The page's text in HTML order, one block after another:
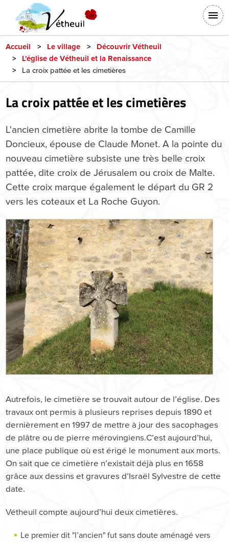
principal
tête
Accueil Le village
Découvrir Vétheuil
L'église de Vétheuil et la Renaissance
La croix pattée et les cimetières
La croix pattée et les cimetières
L'ancien cimetière abrite la tombe de Camille
Doncieux, épouse de Claude Monet. A la pointe du
nouveau cimetière subsiste une très belle croix
pattée, dite croix de Jérusalem ou croix de Malte.
Cette croix marque également le départ du GR 2
vers les coteaux et La Roche Guyon.
Autrefois, le cimetière se trouvait autour de l’église. Des
travaux ont permis à plusieurs reprises depuis 1890 et
dernièrement en 1997 de mettre à jour des sacophages
de plâtre ou de pierre mérovingiens.C’est aujourd’hui,
une place publique où est érigé le monument aux morts.
On sait que ce cimetière n’existait déjà plus en 1658
grâce aux dessins et gravures d’Israël Sylvestre de cette
date.
Vétheuil compte aujourd’hui deux cimetières.
Le premier dit "l’ancien" fut sans doute aménagé vers